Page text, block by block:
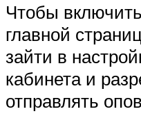
Чтобы
главной
зайти в
кабинета и
отправлять